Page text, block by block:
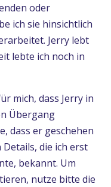
oder
ich sie hinsichtlich
Jerry lebt
lebte ich noch in
mich, dass Jerry in
Übergang
dass er geschehen
die ich erst
bekannt. Um
nutze bitte die